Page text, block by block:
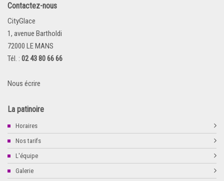
Contactez-nous
CityGlace
1, avenue Bartholdi
72000 LE MANS
Tél. : 02 43 80 66 66
Nous écrire
La patinoire
Horaires
Nos tarifs
L'équipe
Galerie